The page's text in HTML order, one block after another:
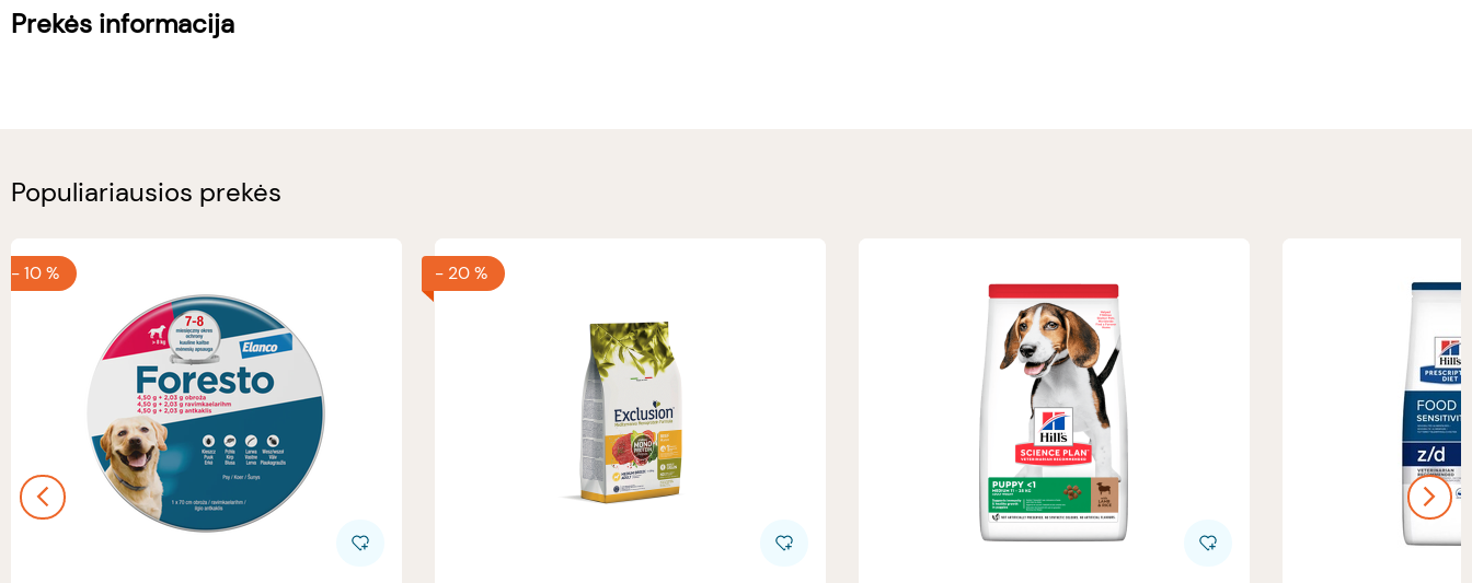
Prekės informacija
Populiariausios prekės
-10 % - 20 %